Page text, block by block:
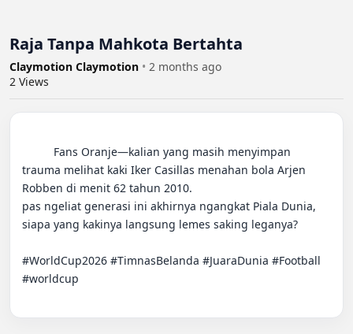
Raja Tanpa Mahkota Bertahta
Claymotion Claymotion • 2 months ago
2 Views
trauma melihat kaki Iker Casillas menahan bola Arjen
Robben di menit 62 tahun 2010.
pas ngeliat generasi ini akhirnya ngangkat Piala Dunia,
siapa yang kakinya langsung lemes saking leganya?
#WorldCup2026 #TimnasBelanda #JuaraDunia #Football
#worldcup